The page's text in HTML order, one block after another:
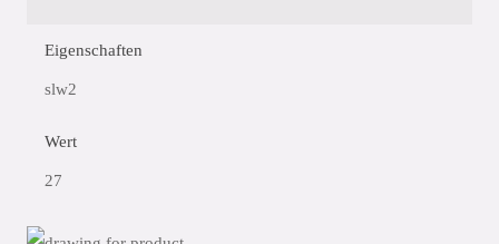
Eigenschaften
slw2
Wert
27